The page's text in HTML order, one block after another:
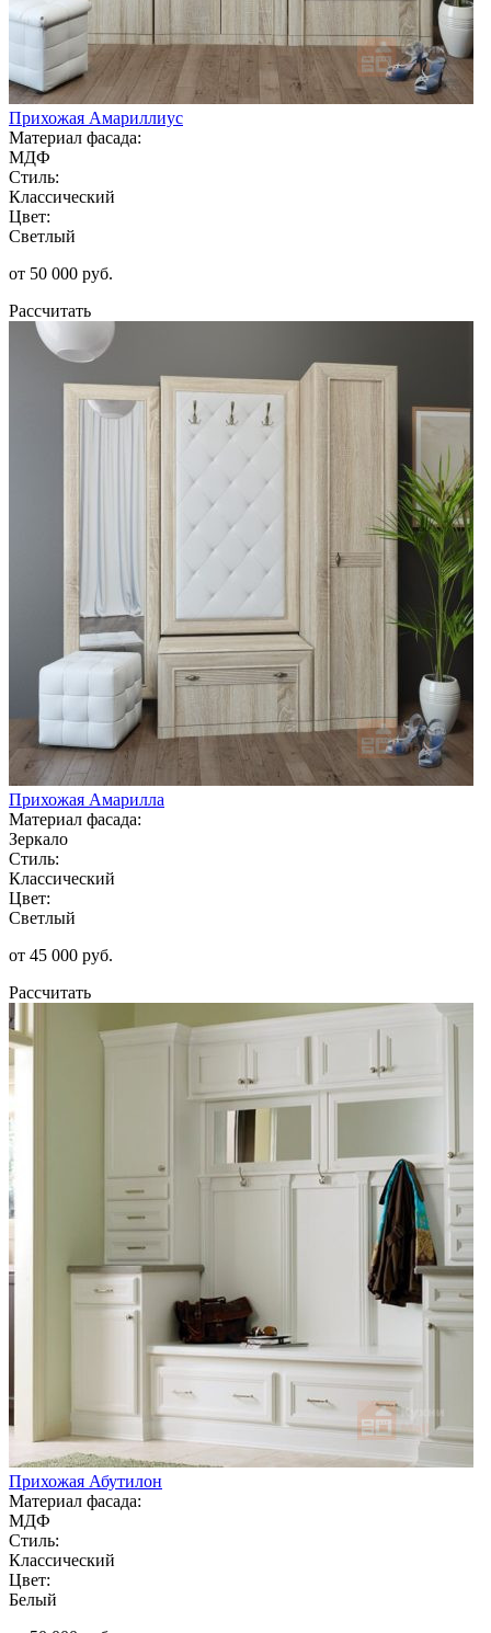
Прихожая Амариллиус
Материал фасада:
МДФ
Стиль:
Классический
Цвет:
Светлый
от 50 000 руб.
Рассчитать
Прихожая Амарилла
Материал фасада:
Зеркало
Стиль:
Классический
Цвет:
Светлый
от 45 000 руб.
Рассчитать
Прихожая Абутилон
Материал фасада:
МДФ
Стиль:
Классический
Цвет:
Белый